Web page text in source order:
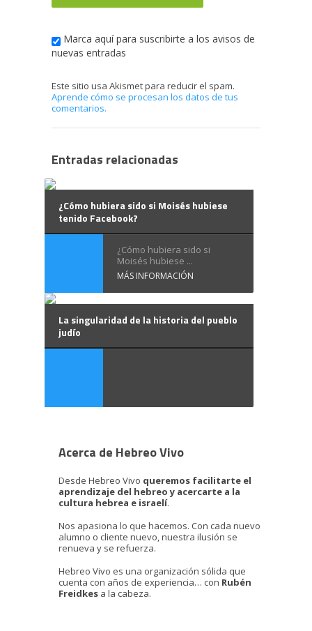
Marca aquí para suscribirte a los avisos de
nuevas entradas
Este sitio usa Akismet para reducir el spam.
Aprende cómo se procesan los datos de tus
comentarios.
Entradas relacionadas
¿Cómo hubiera sido si Moisés hubiese
tenido Facebook?
¿Cómo hubiera sido si
Moisés hubiese ...
MÁS INFORMACIÓN
La singularidad de la historia del pueblo
judío
Acerca de Hebreo Vivo
Desde Hebreo Vivo queremos facilitarte el
aprendizaje del hebreo y acercarte a la
cultura hebrea e israelí.
Nos apasiona lo que hacemos. Con cada nuevo
alumno o cliente nuevo, nuestra ilusión se
renueva y se refuerza.
Hebreo Vivo es una organización sólida que
cuenta con años de experiencia… con Rubén
Freidkes a la cabeza.